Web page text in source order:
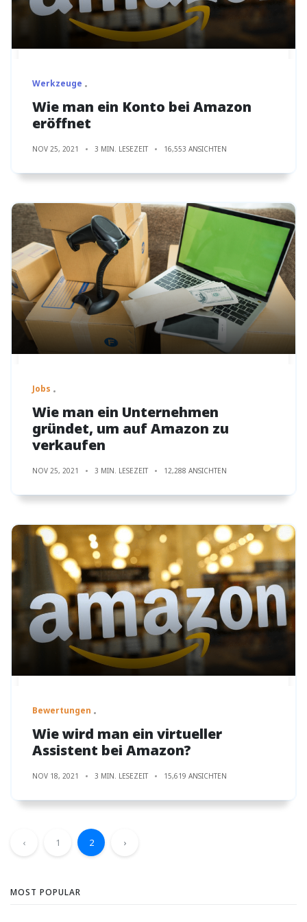
Werkzeuge
Wie man ein Konto bei Amazon
eröffnet
NOV 25, 2021 3 MIN. LESEZEIT 16,553 ANSICHTEN
Jobs
Wie man ein Unternehmen
gründet, um auf Amazon zu
verkaufen
NOV 25, 2021 3 MIN. LESEZEIT 12,288 ANSICHTEN
Bewertungen
Wie wird man ein virtueller
Assistent bei Amazon?
NOV 18, 2021 3 MIN. LESEZEIT 15,619 ANSICHTEN
‹ 1 2 ›
MOST POPULAR